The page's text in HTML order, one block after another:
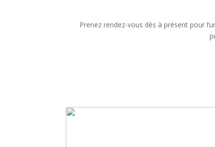
Prenez rendez-vous dès à présent pour